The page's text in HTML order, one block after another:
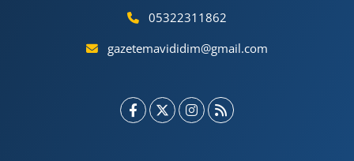
05322311862
gazetemavididim@gmail.com